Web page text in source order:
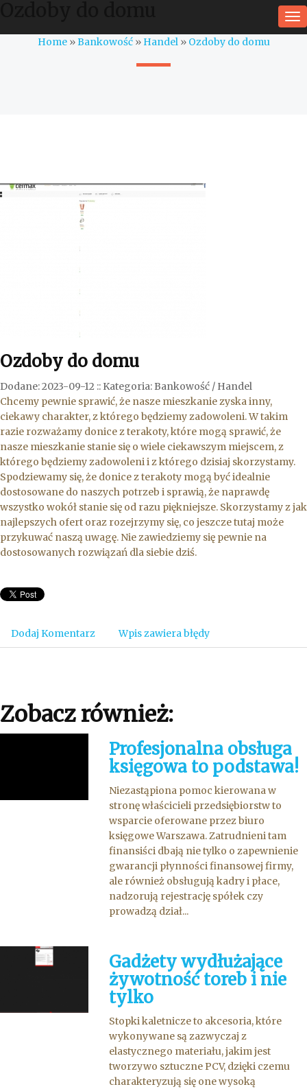
Home»Bankowość» Handel» Ozdoby do domu
Ozdoby do domu
Dodane: 2023-09-12 :: Kategoria: Bankowość / Handel
Chcemy pewnie sprawić, że nasze mieszkanie zyska inny,
ciekawy charakter, z którego będziemy zadowoleni. W takim
razie rozważamy donice z terakoty, które mogą sprawić, że
nasze mieszkanie stanie się o wiele ciekawszym miejscem, z
którego będziemy zadowoleni i z którego dzisiaj skorzystamy.
Spodziewamy się, że donice z terakoty mogą być idealnie
dostosowane do naszych potrzeb i sprawią, że naprawdę
wszystko wokół stanie się od razu piękniejsze. Skorzystamy z jak
najlepszych ofert oraz rozejrzymy się, co jeszcze tutaj może
przykuwać naszą uwagę. Nie zawiedziemy się pewnie na
dostosowanych rozwiązań dla siebie dziś.
Dodaj Komentarz Wpis zawiera błędy
Zobacz również:
Profesjonalna obsługa
księgowa to podstawa!
Niezastąpiona pomoc kierowana w
stronę właścicieli przedsiębiorstw to
wsparcie oferowane przez biuro
księgowe Warszawa. Zatrudnieni tam
finansiści dbają nie tylko o zapewnienie
gwarancji płynności finansowej firmy,
ale również obsługują kadry i płace,
nadzorują rejestrację spółek czy
prowadzą dział...
Gadżety wydłużające
żywotność toreb i nie
tylko
Stopki kaletnicze to akcesoria, które
wykonywane są zazwyczaj z
elastycznego materiału, jakim jest
tworzywo sztuczne PCV, dzięki czemu
charakteryzują się one wysoką